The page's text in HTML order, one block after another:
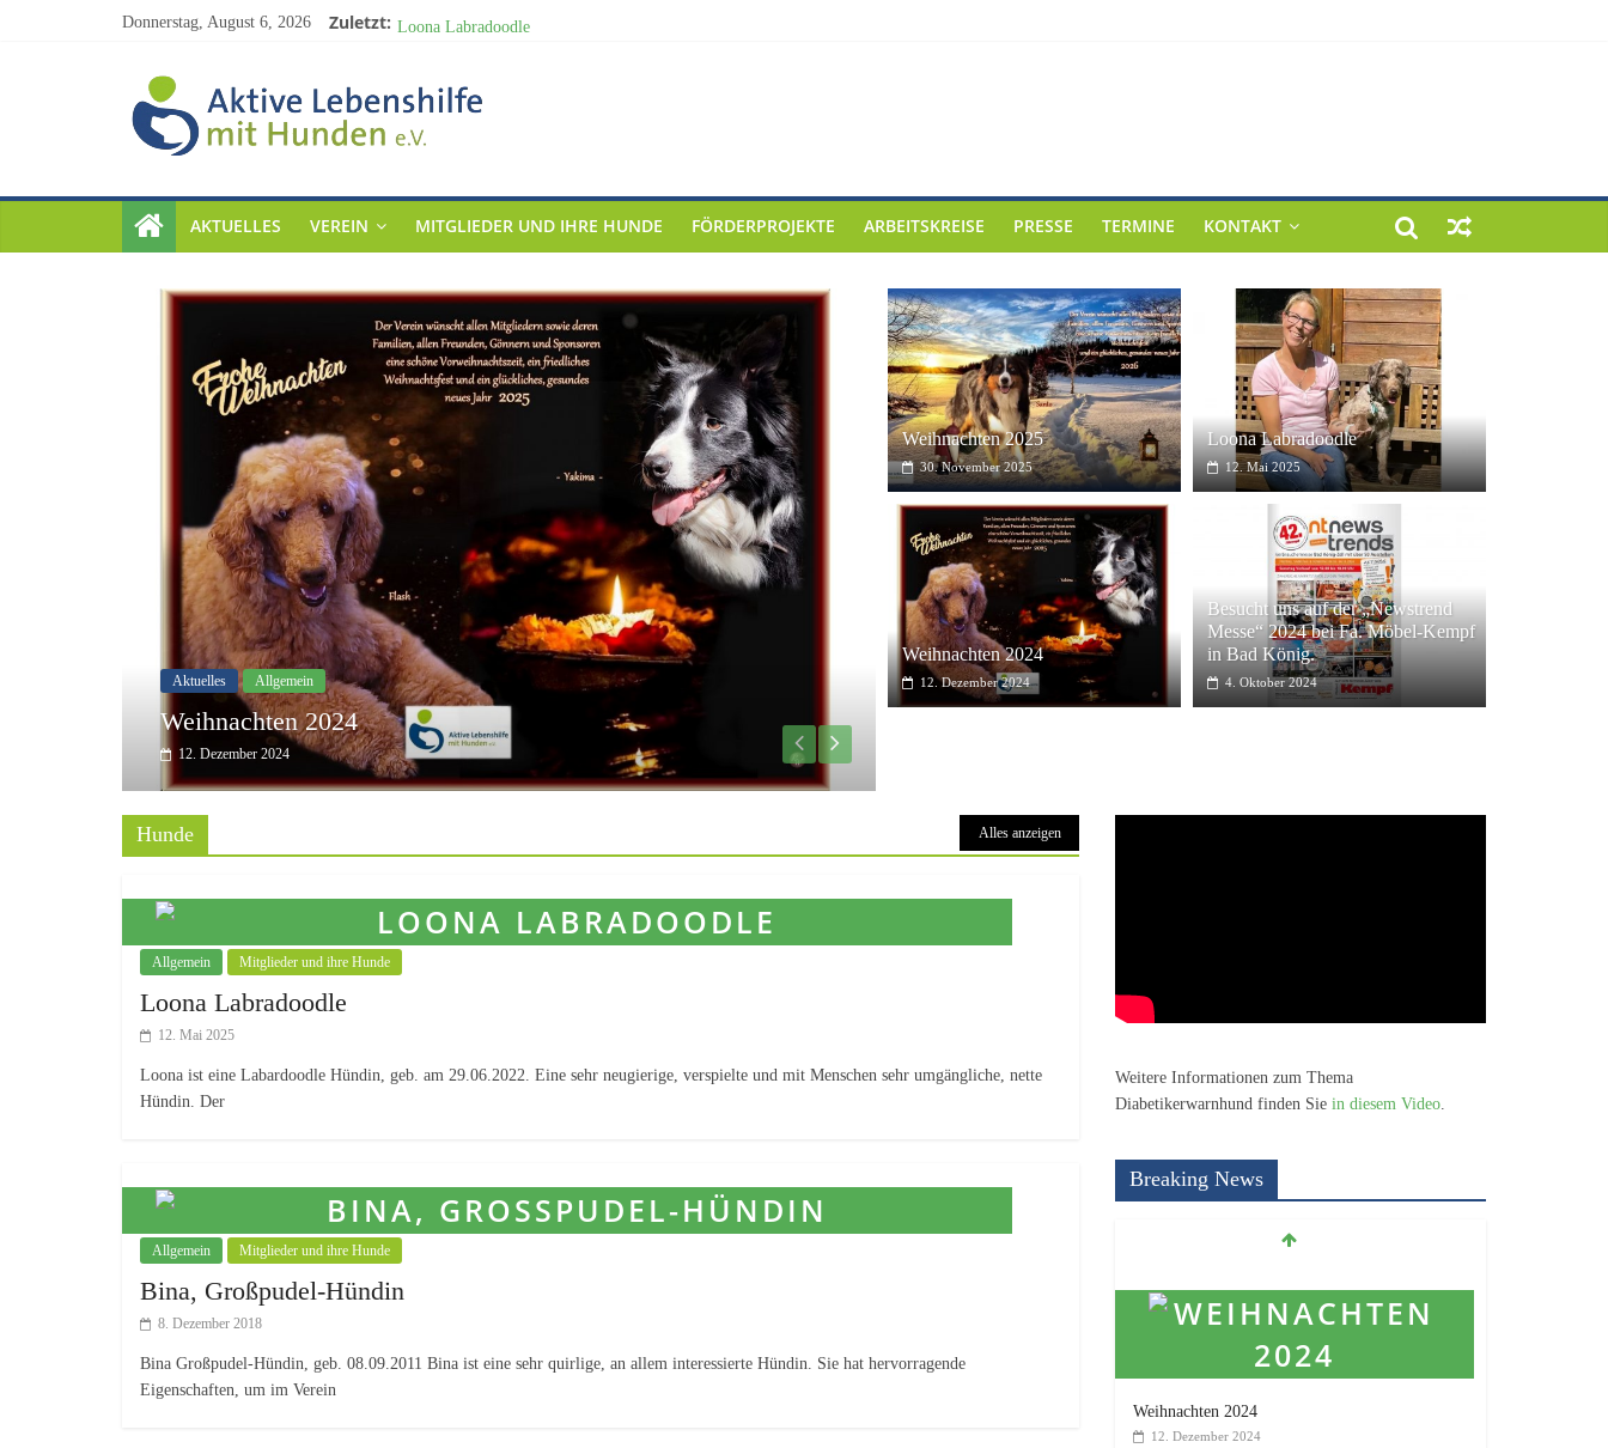
Donnerstag, August 6, 2026 Zuletzt: Loona Labradoodle
Förderprojekt „Charly“
Weihnachten 2025
AKTUELLES VEREIN MITGLIEDER UND IHRE HUNDE FÖRDERPROJEKTE ARBEITSKREISE PRESSE TERMINE KONTAKT
Aktuelles Allgemein
Weihnachten 2024
12. Dezember 2024
Aktuelles Allgemein
Besucht uns auf der „Newstrend Messe“ 2024 bei Fa. Möbel-
Kempf in Bad König.
4. Oktober 2024
Weihnachten 2025
30. November 2025
Loona Labradoodle
12. Mai 2025
Weihnachten 2024
12. Dezember 2024
Besucht uns auf der „Newstrend
Messe“ 2024 bei Fa. Möbel-Kempf
in Bad König.
4. Oktober 2024
Hunde Alles anzeigen
Allgemein Mitglieder und ihre Hunde
Loona Labradoodle
12. Mai 2025
Loona ist eine Labardoodle Hündin, geb. am 29.06.2022. Eine sehr neugierige, verspielte und mit Menschen sehr umgängliche, nette
Hündin. Der
Allgemein Mitglieder und ihre Hunde
Bina, Großpudel-Hündin
8. Dezember 2018
Bina Großpudel-Hündin, geb. 08.09.2011 Bina ist eine sehr quirlige, an allem interessierte Hündin. Sie hat hervorragende
Eigenschaften, um im Verein
Weitere Informationen zum Thema
Diabetikerwarnhund finden Sie in diesem Video.
Breaking News
Weihnachten 2024
12. Dezember 2024